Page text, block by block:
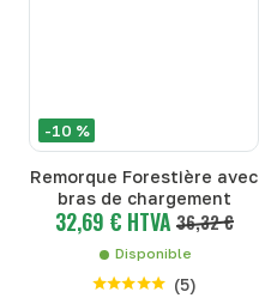
-10 %
Remorque Forestière avec
bras de chargement
32,69 € HTVA 36,32 €
Disponible
(5)